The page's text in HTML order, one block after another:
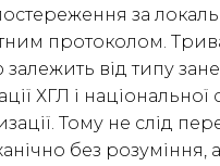
за
протоколом.
від типу
ХГЛ і національної
Тому не слід
без розуміння,